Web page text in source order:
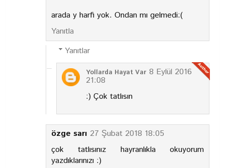
arada y harfi yok. Ondan mı gelmedi:(
Yanıtla
Yanıtlar
Yollarda Hayat Var 8 Eylül 2016
21:08
:) Çok tatlısın
özge sarı 27 Şubat 2018 18:05
çok tatlısınız hayranlıkla okuyorum
yazdıklarınızı :)